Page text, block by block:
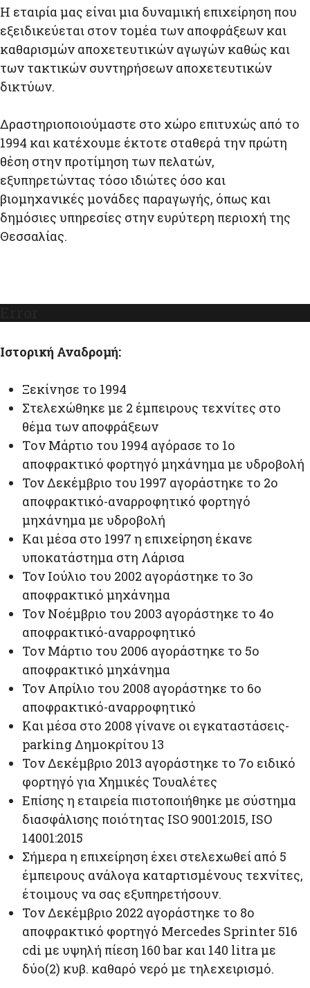
Η εταιρία μας είναι μια δυναμική επιχείρηση που
εξειδικεύεται στον τομέα των αποφράξεων και
καθαρισμών αποχετευτικών αγωγών καθώς και
των τακτικών συντηρήσεων αποχετευτικών
δικτύων.
Δραστηριοποιούμαστε στο χώρο επιτυχώς από το
1994 και κατέχουμε έκτοτε σταθερά την πρώτη
θέση στην προτίμηση των πελατών,
εξυπηρετώντας τόσο ιδιώτες όσο και
βιομηχανικές μονάδες παραγωγής, όπως και
δημόσιες υπηρεσίες στην ευρύτερη περιοχή της
Θεσσαλίας.
Ιστορική Αναδρομή:
Ξεκίνησε το 1994
Στελεχώθηκε με 2 έμπειρους τεχνίτες στο
θέμα των αποφράξεων
Tον Μάρτιο του 1994 αγόρασε το 1ο
αποφρακτικό φορτηγό μηχάνημα με υδροβολή
Toν Δεκέμβριο του 1997 αγοράστηκε το 2ο
αποφρακτικό-αναρροφητικό φορτηγό
μηχάνημα με υδροβολή
Και μέσα στο 1997 η επιχείρηση έκανε
υποκατάστημα στη Λάρισα
Τον Ιούλιο του 2002 αγοράστηκε το 3ο
αποφρακτικό μηχάνημα
Τον Νοέμβριο του 2003 αγοράστηκε το 4ο
αποφρακτικό-αναρροφητικό
Τον Μάρτιο του 2006 αγοράστηκε το 5ο
αποφρακτικό μηχάνημα
Τον Απρίλιο του 2008 αγοράστηκε το 6ο
αποφρακτικό-αναρροφητικό
Και μέσα στο 2008 γίνανε οι εγκαταστάσεις-
parking Δημοκρίτου 13
Τον Δεκέμβριο 2013 αγοράστηκε το 7ο ειδικό
φορτηγό για Χημικές Τουαλέτες
Επίσης η εταιρεία πιστοποιήθηκε με σύστημα
διασφάλισης ποιότητας ISO 9001:2015, ISO
14001:2015
Σήμερα η επιχείρηση έχει στελεχωθεί από 5
έμπειρους ανάλογα καταρτισμένους τεχνίτες,
έτοιμους να σας εξυπηρετήσουν.
Τον Δεκέμβριο 2022 αγοράστηκε το 8ο
αποφρακτικό φορτηγό Mercedes Sprinter 516
cdi με υψηλή πίεση 160 bar και 140 litra με
δύο(2) κυβ. καθαρό νερό με τηλεχειρισμό.